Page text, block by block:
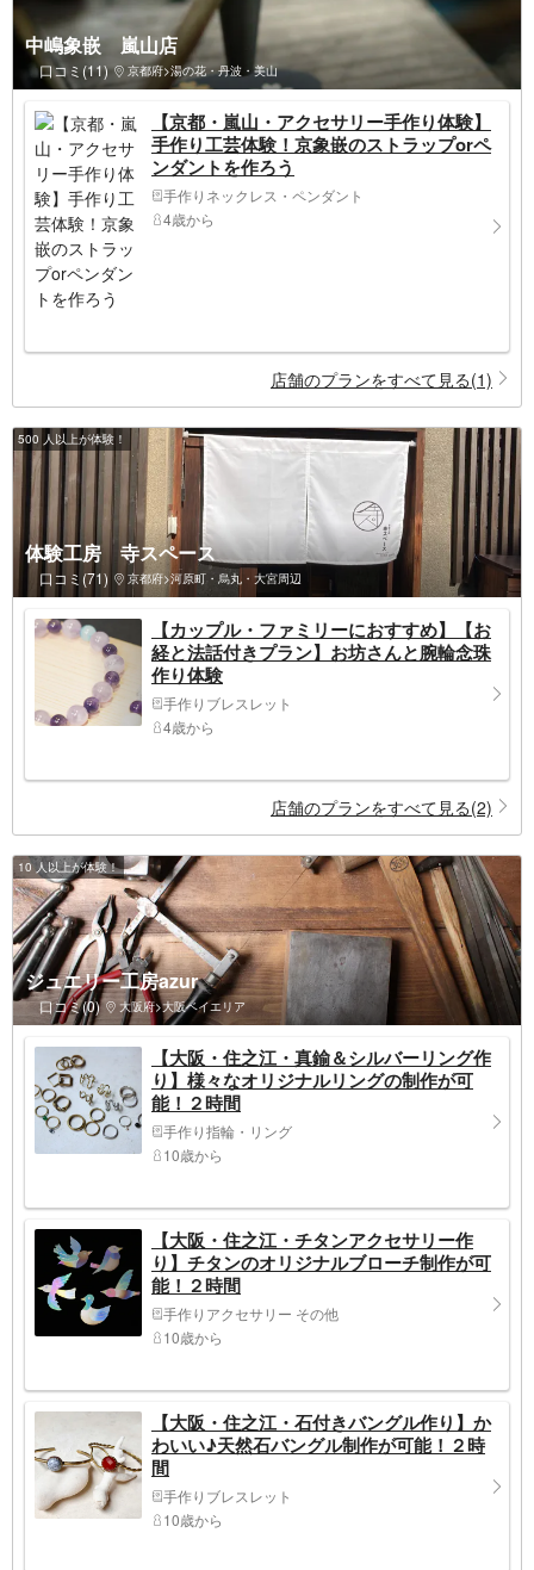
中嶋象嵌 嵐山店
口コミ(11) 京都府>湯の花・丹波・美山
【京都・嵐山・アクセサリー手作り体験】
手作り工芸体験！京象嵌のストラップorペ
ンダントを作ろう
手作りネックレス・ペンダント
4歳から
店舗のプランをすべて見る(1)
500 人以上が体験！
体験工房 寺スペース
口コミ(71) 京都府>河原町・烏丸・大宮周辺
【カップル・ファミリーにおすすめ】【お
経と法話付きプラン】お坊さんと腕輪念珠
作り体験
手作りブレスレット
4歳から
店舗のプランをすべて見る(2)
10 人以上が体験！
ジュエリー工房azur
口コミ(0) 大阪府>大阪ベイエリア
【大阪・住之江・真鍮＆シルバーリング作
り】様々なオリジナルリングの制作が可
能！２時間
手作り指輪・リング
10歳から
【大阪・住之江・チタンアクセサリー作
り】チタンのオリジナルブローチ制作が可
能！２時間
手作りアクセサリー その他
10歳から
【大阪・住之江・石付きバングル作り】か
わいい♪天然石バングル制作が可能！２時
間
手作りブレスレット
10歳から